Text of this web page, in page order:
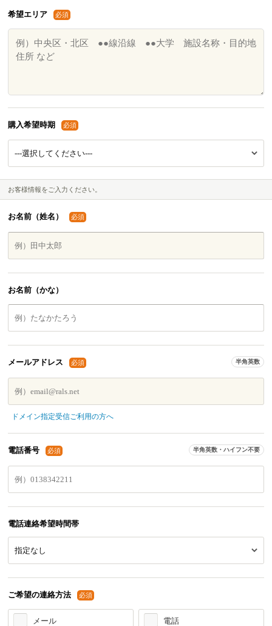
希望エリア 必須
購入希望時期 必須
お客様情報をご入力ください。
お名前（姓名） 必須
お名前（かな）
メールアドレス 必須 半角英数
ドメイン指定受信ご利用の方へ
電話番号 必須 半角英数・ハイフン不要
電話連絡希望時間帯
ご希望の連絡方法 必須
メール 電話